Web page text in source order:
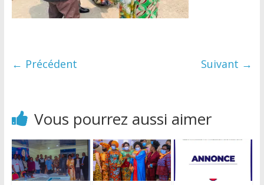
← Précédent Suivant →
Vous pourrez aussi aimer